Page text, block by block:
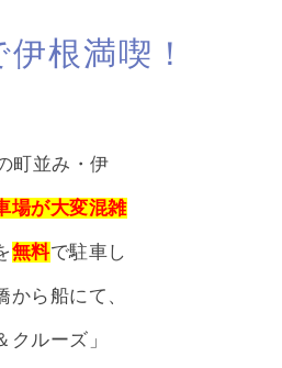
根満喫！
町並み・伊
場が大変混雑
無料で駐車し
ら船にて、
ルーズ」